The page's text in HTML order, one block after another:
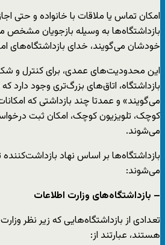
امکان تماس یا ملاقات با خانواده و حتی
بازداشتگاه‌ها به وسیله بازجویان مشخص
خودشان می‌گویند، خدای بازداشتگاه‌های
این محدودیت‌های عمدی، برای کنترل و
بازداشتگاه، اتاق‌های بزرگ‌تری وجود دارد
می‌گویند» و عمدتا چند بازداشتی که
کوچک، تلویزیون کوچک، امکان ثبت
می‌شوند.
بازداشتگاه‌ها بر اساس نهاد
می‌شوند:
– بازداشتگاه‌های وزارت اطلاعات
تعدادی از بازداشتگاه‌هایی که زیر نظر
هستند، عبارتند از: